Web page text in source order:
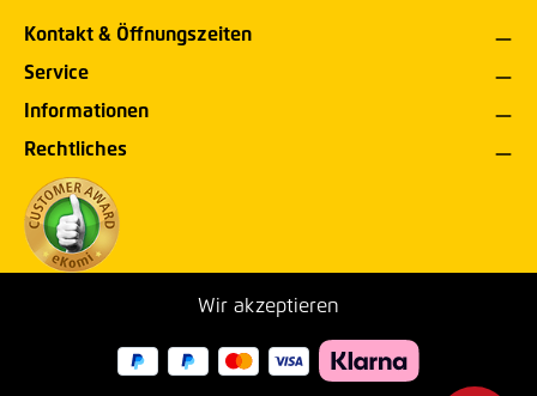
Kontakt & Öffnungszeiten
Service
Informationen
Rechtliches
Wir akzeptieren